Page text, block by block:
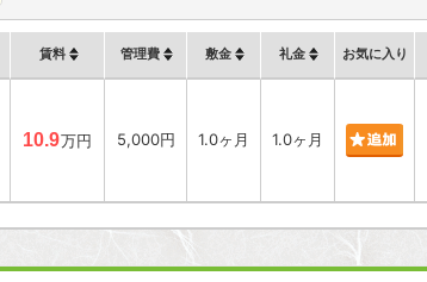
賃料 管理費 敷金 礼金 お気に入り
10.9万円 5,000円 1.0ヶ月 1.0ヶ月